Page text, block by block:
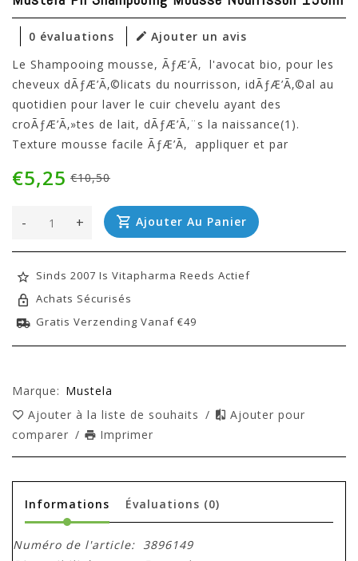
0 évaluations
Ajouter un avis
Le Shampooing mousse, ÃƒÆ’Ã‚ l'avocat bio, pour les
cheveux dÃƒÆ’Ã‚©licats du nourrisson, idÃƒÆ’Ã‚©al au
quotidien pour laver le cuir chevelu ayant des
croÃƒÆ’Ã‚»tes de lait, dÃƒÆ’Ã‚¨s la naissance(1).
Texture mousse facile ÃƒÆ’Ã‚ appliquer et par
€10,50
€5,25
+
- Ajouter Au Panier
Sinds 2007 Is Vitapharma Reeds Actief
Achats Sécurisés
Gratis Verzending Vanaf €49
Marque: Mustela
Ajouter à la liste de souhaits /
Ajouter pour
comparer / Imprimer
Informations Évaluations (0)
Numéro de l'article: 3896149